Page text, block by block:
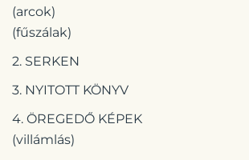
(arcok)
(fűszálak)
2. SERKEN
3. NYITOTT KÖNYV
4. ÖREGEDŐ KÉPEK
(villámlás)